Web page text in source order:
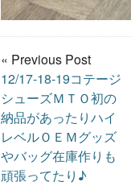
« Previous Post
12/17-18-19コテージ
シューズＭＴＯ初の
納品があったりハイ
レベルＯＥＭグッズ
やバッグ在庫作りも
頑張ってたり♪